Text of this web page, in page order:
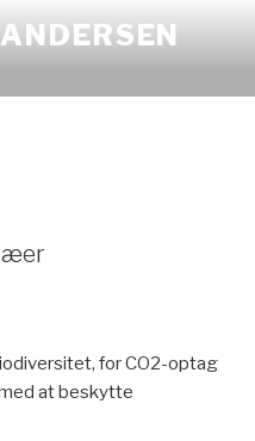
for CO2-optag
at beskytte